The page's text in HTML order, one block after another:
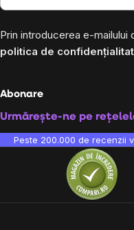
Prin introducerea e-
politica de
Abonare
Urmărește-ne pe
Peste 200.000 de recenzii